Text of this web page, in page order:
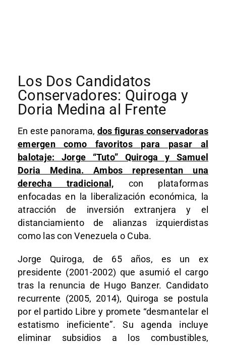
Los Dos Candidatos
Conservadores: Quiroga y
Doria Medina al Frente
En este panorama, dos figuras conservadoras
emergen como favoritos para pasar al
balotaje: Jorge “Tuto” Quiroga y Samuel
Doria Medina. Ambos representan una
derecha tradicional, con plataformas
enfocadas en la liberalización económica, la
atracción de inversión extranjera y el
distanciamiento de alianzas izquierdistas
como las con Venezuela o Cuba.
Jorge Quiroga, de 65 años, es un ex
presidente (2001-2002) que asumió el cargo
tras la renuncia de Hugo Banzer. Candidato
recurrente (2005, 2014), Quiroga se postula
por el partido Libre y promete “desmantelar el
estatismo ineficiente”. Su agenda incluye
eliminar subsidios a los combustibles,